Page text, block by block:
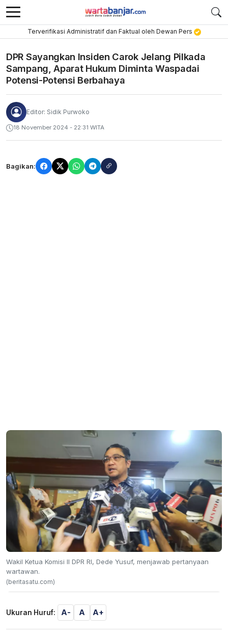
Terverifikasi Administratif dan Faktual oleh Dewan Pers
DPR Sayangkan Insiden Carok Jelang Pilkada
Sampang, Aparat Hukum Diminta Waspadai
Potensi-Potensi Berbahaya
Editor: Sidik Purwoko
18 November 2024 - 22:31 WITA
Bagikan:
Wakil Ketua Komisi II DPR RI, Dede Yusuf, menjawab pertanyaan
wartawan.
(beritasatu.com)
Ukuran Huruf: A- A A+